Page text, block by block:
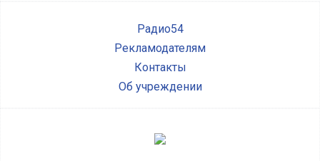
Радио54
Рекламодателям
Контакты
Об учреждении